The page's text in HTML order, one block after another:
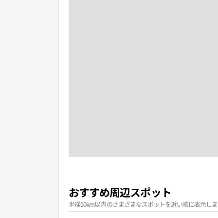
おすすめ周辺スポット
半径50km以内のさまざまなスポットを近い順に表示し